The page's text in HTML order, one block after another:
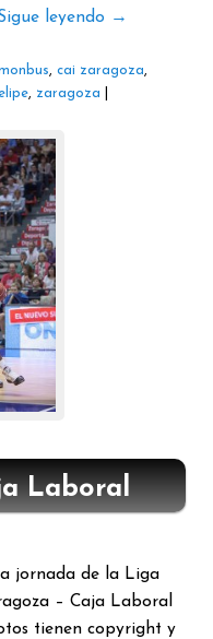
leyendo →
, cai zaragoza,
, zaragoza
Laboral
jornada de la Liga
– Caja Laboral
tienen copyright y